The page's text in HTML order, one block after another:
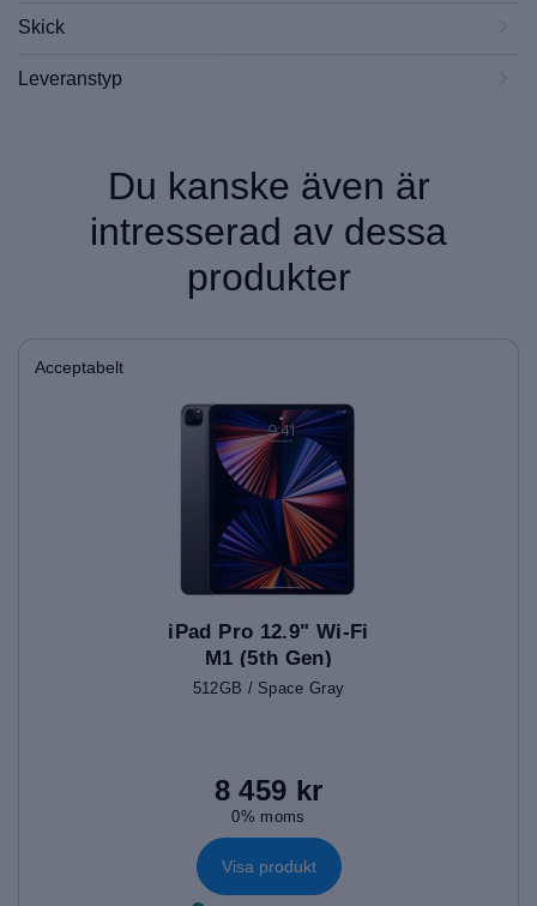
Skick
Leveranstyp
Du kanske även är
intresserad av dessa
produkter
Acceptabelt
iPad Pro 12.9" Wi-Fi
M1 (5th Gen)
512GB / Space Gray
8 459 kr
0% moms
Visa produkt